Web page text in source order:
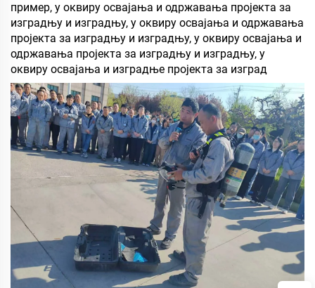
пример, у оквиру освајања и одржавања пројекта за
изградњу и изградњу, у оквиру освајања и одржавања
пројекта за изградњу и изградњу, у оквиру освајања и
одржавања пројекта за изградњу и изградњу, у
оквиру освајања и изградње пројекта за изград